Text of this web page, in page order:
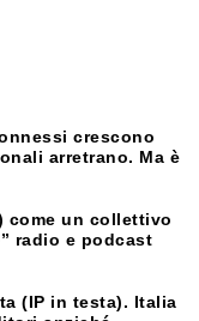
crescono
arretrano. Ma è
come un collettivo
radio e podcast
(IP in testa). Italia